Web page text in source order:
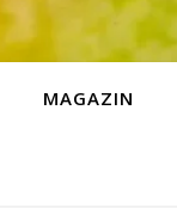
MAGAZIN